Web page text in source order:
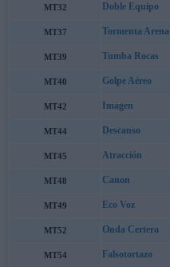
MT32 Doble Equipo
MT37 Tormenta Arena
MT39 Tumba Rocas
MT40 Golpe Aéreo
MT42 Imagen
MT44 Descanso
MT45 Atracción
MT48 Canon
MT49 Eco Voz
MT52 Onda Certera
MT54 Falsotortazo